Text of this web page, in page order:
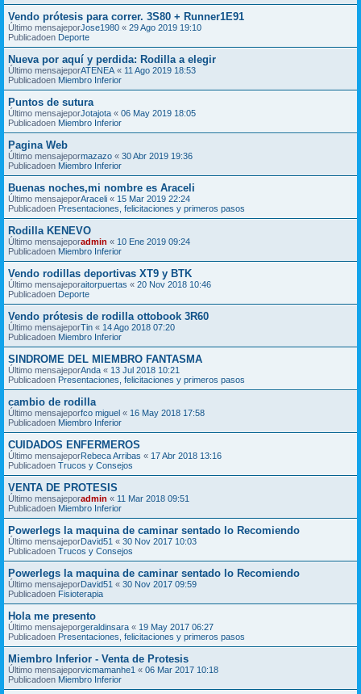
Vendo prótesis para correr. 3S80 + Runner1E91
Último mensajeporJose1980 « 29 Ago 2019 19:10
Publicadoen Deporte
Nueva por aquí y perdida: Rodilla a elegir
Último mensajeporATENEA « 11 Ago 2019 18:53
Publicadoen Miembro Inferior
Puntos de sutura
Último mensajeporJotajota « 06 May 2019 18:05
Publicadoen Miembro Inferior
Pagina Web
Último mensajepormazazo « 30 Abr 2019 19:36
Publicadoen Miembro Inferior
Buenas noches,mi nombre es Araceli
Último mensajeporAraceli « 15 Mar 2019 22:24
Publicadoen Presentaciones, felicitaciones y primeros pasos
Rodilla KENEVO
Último mensajeporadmin « 10 Ene 2019 09:24
Publicadoen Miembro Inferior
Vendo rodillas deportivas XT9 y BTK
Último mensajeporaitorpuertas « 20 Nov 2018 10:46
Publicadoen Deporte
Vendo prótesis de rodilla ottobook 3R60
Último mensajeporTin « 14 Ago 2018 07:20
Publicadoen Miembro Inferior
SINDROME DEL MIEMBRO FANTASMA
Último mensajeporAnda « 13 Jul 2018 10:21
Publicadoen Presentaciones, felicitaciones y primeros pasos
cambio de rodilla
Último mensajeporfco miguel « 16 May 2018 17:58
Publicadoen Miembro Inferior
CUIDADOS ENFERMEROS
Último mensajeporRebeca Arribas « 17 Abr 2018 13:16
Publicadoen Trucos y Consejos
VENTA DE PROTESIS
Último mensajeporadmin « 11 Mar 2018 09:51
Publicadoen Miembro Inferior
Powerlegs la maquina de caminar sentado lo Recomiendo
Último mensajeporDavid51 « 30 Nov 2017 10:03
Publicadoen Trucos y Consejos
Powerlegs la maquina de caminar sentado lo Recomiendo
Último mensajeporDavid51 « 30 Nov 2017 09:59
Publicadoen Fisioterapia
Hola me presento
Último mensajeporgeraldinsara « 19 May 2017 06:27
Publicadoen Presentaciones, felicitaciones y primeros pasos
Miembro Inferior - Venta de Protesis
Último mensajeporvicmamanhe1 « 06 Mar 2017 10:18
Publicadoen Miembro Inferior